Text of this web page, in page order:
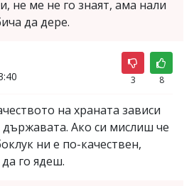
не ме не го знаят, ама нали
да дере.
3 8
на храната зависи
държавата. Ако си мислиш че
ни е по-качествен,
го ядеш.